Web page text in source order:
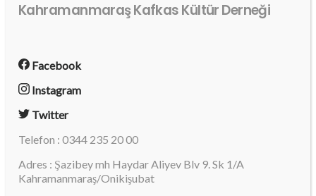
Kahramanmaraş Kafkas Kültür Derneği
Facebook
Instagram
Twitter
Telefon : 0344 235 20 00
Adres : Şazibey mh Haydar Aliyev Blv 9. Sk 1/A
Kahramanmaraş/Onikişubat